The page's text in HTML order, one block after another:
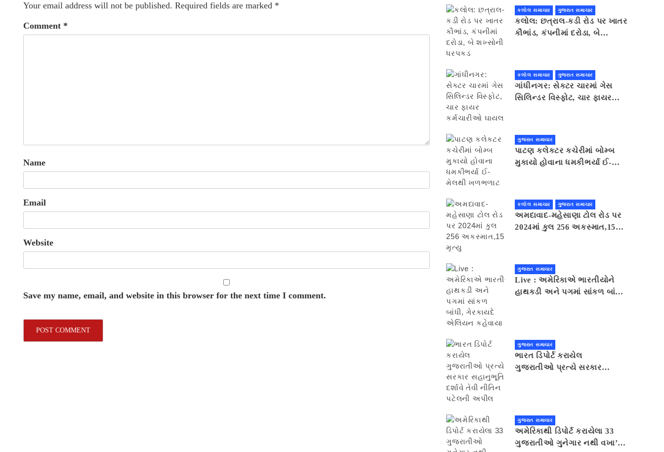
Your email address will not be published. Required fields are marked *
Comment *
Name
Email
Website
Save my name, email, and website in this browser for the next time I comment.
કલોલ સમાચાર ગુજરાત સમાચાર
કલોલ: છત્રાલ-કડી રોડ પર ખાતર
કૌભાંડ, કંપનીમાં દરોડા, બે
કલોલ સમાચાર ગુજરાત સમાચાર
ગાંધીનગર: સેક્ટર ચારમાં ગેસ
સિલિન્ડર વિસ્ફોટ, ચાર ફાયર
ગુજરાત સમાચાર
પાટણ કલેકટર કચેરીમાં બોમ્બ
મુકાયો હોવાના ધમકીભર્યા ઈ-
કલોલ સમાચાર ગુજરાત સમાચાર
અમદાવાદ-મહેસાણા ટોલ રોડ પર
2024માં કુલ 256 અકસ્માત,15
ગુજરાત સમાચાર
Live : અમેરિકાએ ભારતીયોને
હાથકડી અને પગમાં સાંકળ બાંધી,
ગુજરાત સમાચાર
ભારત ડિપોર્ટ કરાયેલ
ગુજરાતીઓ પ્રત્યે સરકાર
ગુજરાત સમાચાર
અમેરિકાથી ડિપોર્ટ કરાયેલા 33
ગુજરાતીઓ ગુનેગાર નથી વખા’ના